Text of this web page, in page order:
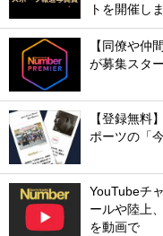
トを開催し
【同僚や仲
が募集スタ
【登録無料
ポーツの「
YouTubeチ
ールや陸上
を動画で